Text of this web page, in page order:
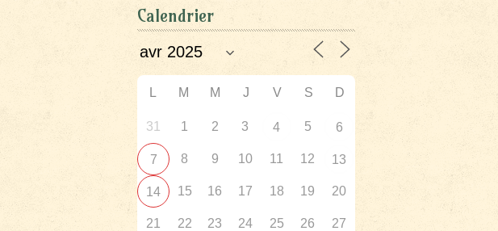
Calendrier
L M M J V S D
31 1 2 3 4 5 6
7 8 9 10 11 12 13
14 15 16 17 18 19 20
21 22 23 24 25 26 27